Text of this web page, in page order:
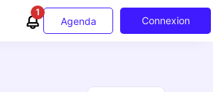
1
Agenda Connexion